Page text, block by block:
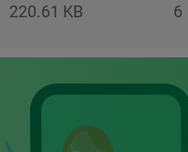
220.61 KB 6